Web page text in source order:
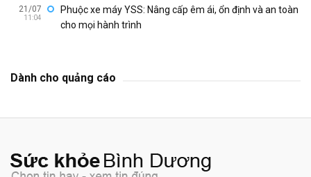
21/07
11:04
Phuộc xe máy YSS: Nâng cấp êm ái, ổn định và an toàn
cho mọi hành trình
Dành cho quảng cáo